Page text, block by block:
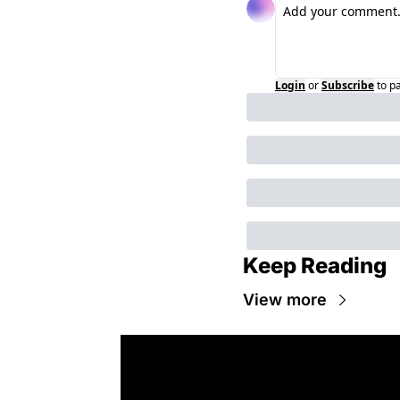
Login orSubscribeto
Keep Reading
View more